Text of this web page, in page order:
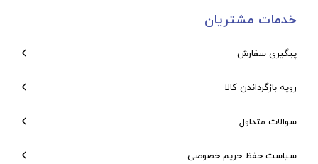
خدمات مشتریان
پیگیری سفارش
رویه بازگرداندن کالا
سوالات متداول
سیاست حفظ حریم خصوصی